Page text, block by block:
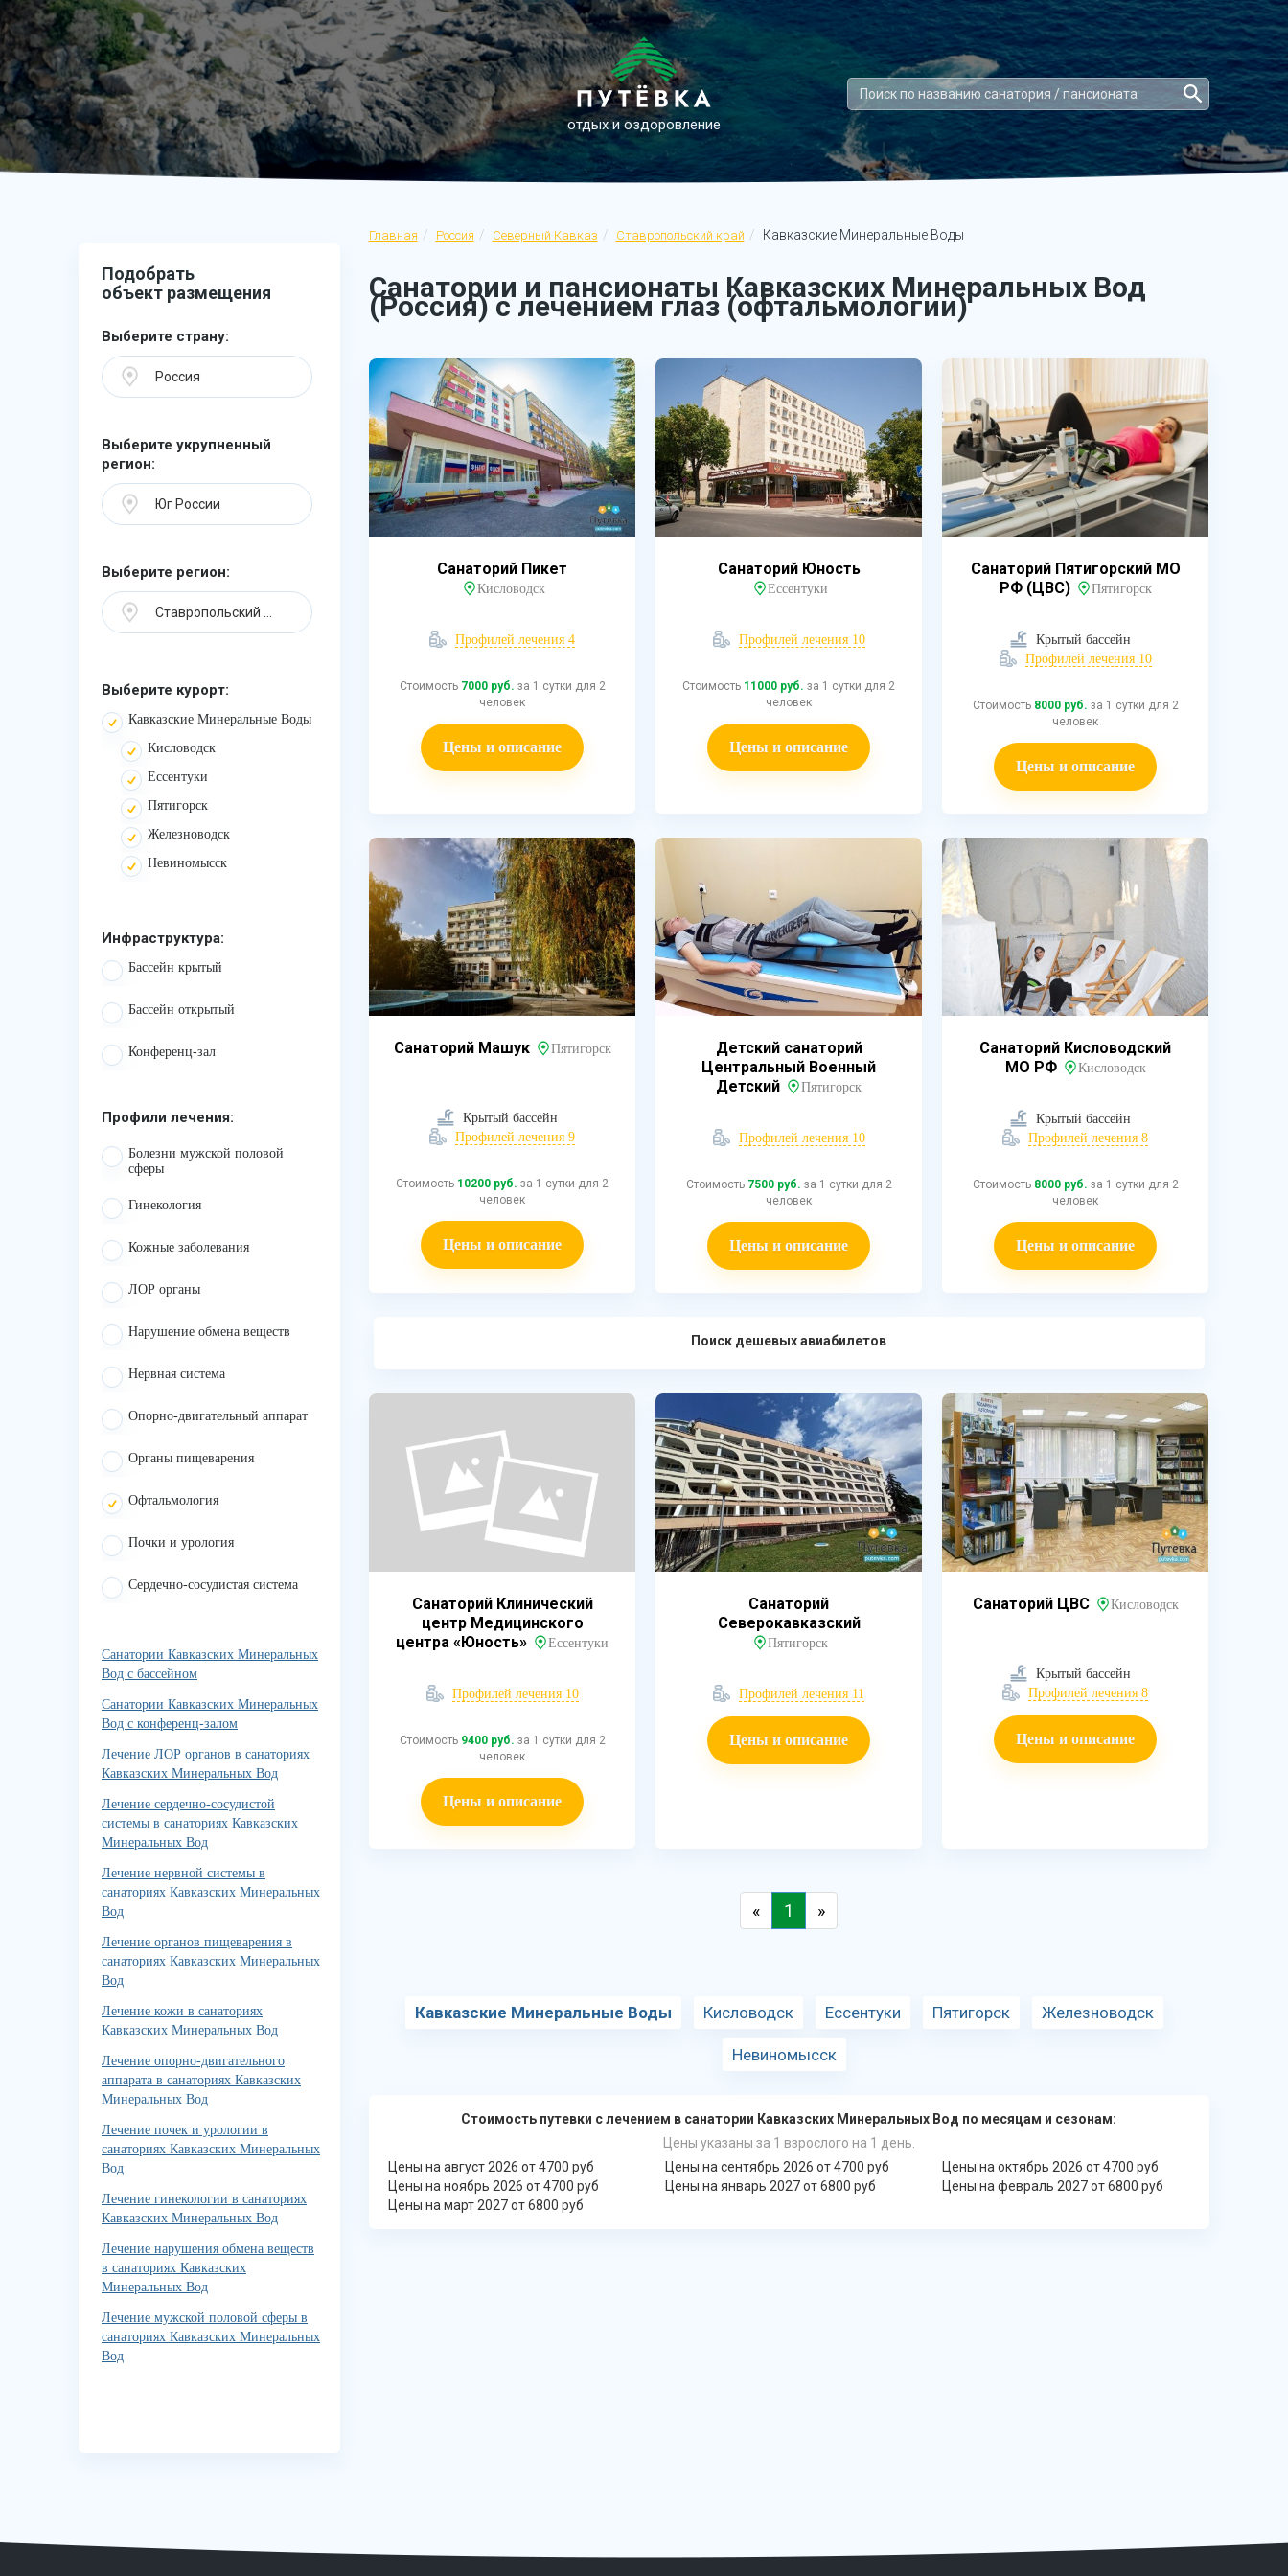
отдых и оздоровление
Главная Россия Северный Кавказ Ставропольский край Кавказские Минеральные Воды
Санатории и пансионаты Кавказских Минеральных Вод
(Россия) с лечением глаз (офтальмологии)
Подобрать
объект размещения
Выберите страну:
Россия
Выберите укрупненный
регион:
Юг России
Выберите регион:
Ставропольский край
Выберите курорт:
Кавказские Минеральные Воды
Кисловодск
Ессентуки
Пятигорск
Железноводск
Невиномысск
Инфраструктура:
Бассейн крытый
Бассейн открытый
Конференц-зал
Профили лечения:
Болезни мужской половой
сферы
Гинекология
Кожные заболевания
ЛОР органы
Нарушение обмена веществ
Нервная система
Опорно-двигательный аппарат
Органы пищеварения
Офтальмология
Почки и урология
Сердечно-сосудистая система
Санатории Кавказских Минеральных
Вод с бассейном
Санатории Кавказских Минеральных
Вод с конференц-залом
Лечение ЛОР органов в санаториях
Кавказских Минеральных Вод
Лечение сердечно-сосудистой
системы в санаториях Кавказских
Минеральных Вод
Лечение нервной системы в
санаториях Кавказских Минеральных
Вод
Лечение органов пищеварения в
санаториях Кавказских Минеральных
Вод
Лечение кожи в санаториях
Кавказских Минеральных Вод
Лечение опорно-двигательного
аппарата в санаториях Кавказских
Минеральных Вод
Лечение почек и урологии в
санаториях Кавказских Минеральных
Вод
Лечение гинекологии в санаториях
Кавказских Минеральных Вод
Лечение нарушения обмена веществ
в санаториях Кавказских
Минеральных Вод
Лечение мужской половой сферы в
санаториях Кавказских Минеральных
Вод
Санаторий Пикет
Кисловодск
Профилей лечения 4
Стоимость 7000 руб. за 1 сутки для 2
человек
Цены и описание
Санаторий Юность
Ессентуки
Профилей лечения 10
Стоимость 11000 руб. за 1 сутки для 2
человек
Цены и описание
Санаторий Пятигорский МО
РФ (ЦВС)
Пятигорск
Крытый бассейн
Профилей лечения 10
Стоимость 8000 руб. за 1 сутки для 2
человек
Цены и описание
Санаторий Машук Пятигорск
Крытый бассейн
Профилей лечения 9
Стоимость 10200 руб. за 1 сутки для 2
человек
Цены и описание
Детский санаторий
Центральный Военный
Детский
Пятигорск
Профилей лечения 10
Стоимость 7500 руб. за 1 сутки для 2
человек
Цены и описание
Санаторий Кисловодский
МО РФ
Кисловодск
Крытый бассейн
Профилей лечения 8
Стоимость 8000 руб. за 1 сутки для 2
человек
Цены и описание
Поиск дешевых авиабилетов
Санаторий Клинический
центр Медицинского
центра «Юность»
Ессентуки
Профилей лечения 10
Стоимость 9400 руб. за 1 сутки для 2
человек
Цены и описание
Санаторий
Северокавказский
Пятигорск
Профилей лечения 11
Цены и описание
Санаторий ЦВС Кисловодск
Крытый бассейн
Профилей лечения 8
Цены и описание
« 1 »
Кавказские Минеральные Воды Кисловодск Ессентуки Пятигорск Железноводск
Невиномысск
Стоимость путевки с лечением в санатории Кавказских Минеральных Вод по месяцам и сезонам:
Цены указаны за 1 взрослого на 1 день.
Цены на август 2026 от 4700 руб
Цены на сентябрь 2026 от 4700 руб
Цены на октябрь 2026 от 4700 руб
Цены на ноябрь 2026 от 4700 руб
Цены на январь 2027 от 6800 руб
Цены на февраль 2027 от 6800 руб
Цены на март 2027 от 6800 руб